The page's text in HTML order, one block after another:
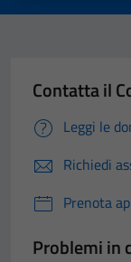
Contatta il
Leggi le
Richiedi
Prenota
Problemi in